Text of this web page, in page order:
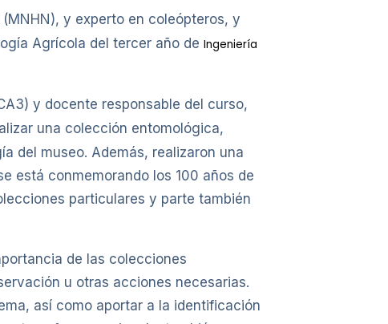
(MNHN), y experto en coleópteros, y
Agrícola del tercer año de Ingeniería
y docente responsable del curso,
una colección entomológica,
del museo. Además, realizaron una
está conmemorando los 100 años de
particulares y parte también
de las colecciones
u otras acciones necesarias.
así como aportar a la identificación